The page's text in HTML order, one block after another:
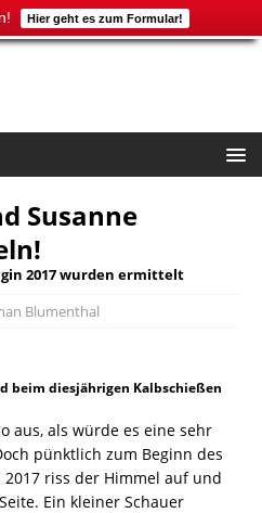
Hier geht es zum Formular!
Susanne
2017 wurden ermittelt
Blumenthal
beim diesjährigen Kalbschießen
aus, als würde es eine sehr
pünktlich zum Beginn des
riss der Himmel auf und
Ein kleiner Schauer